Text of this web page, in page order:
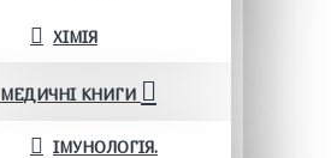
ХІМІЯ
МЕДИЧНІ КНИГИ
ІМУНОЛОГІЯ.